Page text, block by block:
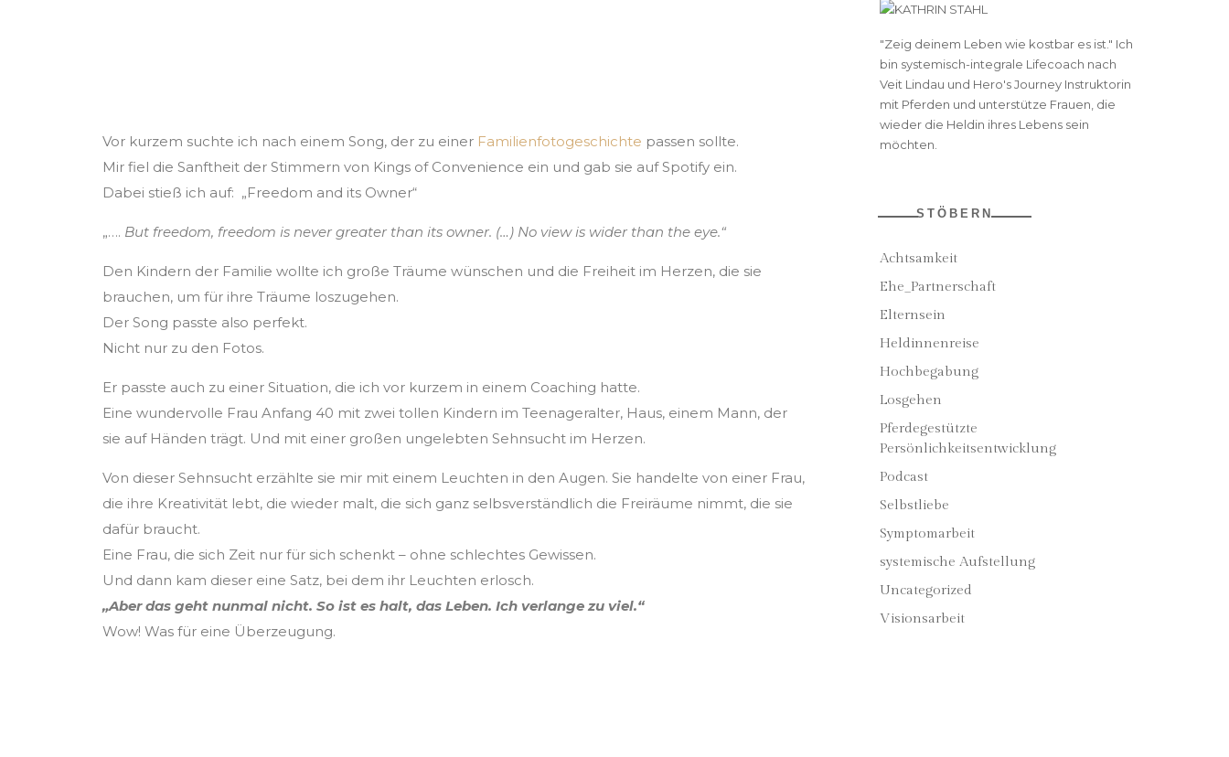
Vor kurzem suchte ich nach einem Song, der zu einer Familienfotogeschichte passen sollte.
Mir fiel die Sanftheit der Stimmern von Kings of Convenience ein und gab sie auf Spotify ein.
Dabei stieß ich auf: „Freedom and its Owner“
„…. But freedom, freedom is never greater than its owner. (…) No view is wider than the eye.“
Den Kindern der Familie wollte ich große Träume wünschen und die Freiheit im Herzen, die sie
brauchen, um für ihre Träume loszugehen.
Der Song passte also perfekt.
Nicht nur zu den Fotos.
Er passte auch zu einer Situation, die ich vor kurzem in einem Coaching hatte.
Eine wundervolle Frau Anfang 40 mit zwei tollen Kindern im Teenageralter, Haus, einem Mann, der
sie auf Händen trägt. Und mit einer großen ungelebten Sehnsucht im Herzen.
Von dieser Sehnsucht erzählte sie mir mit einem Leuchten in den Augen. Sie handelte von einer Frau,
die ihre Kreativität lebt, die wieder malt, die sich ganz selbsverständlich die Freiräume nimmt, die sie
dafür braucht.
Eine Frau, die sich Zeit nur für sich schenkt – ohne schlechtes Gewissen.
Und dann kam dieser eine Satz, bei dem ihr Leuchten erlosch.
„Aber das geht nunmal nicht. So ist es halt, das Leben. Ich verlange zu viel.“
Wow! Was für eine Überzeugung.
"Zeig deinem Leben wie kostbar es ist." Ich
bin systemisch-integrale Lifecoach nach
Veit Lindau und Hero's Journey Instruktorin
mit Pferden und unterstütze Frauen, die
wieder die Heldin ihres Lebens sein
möchten.
STÖBERN
Achtsamkeit
Ehe_Partnerschaft
Elternsein
Heldinnenreise
Hochbegabung
Losgehen
Pferdegestützte
Persönlichkeitsentwicklung
Podcast
Selbstliebe
Symptomarbeit
systemische Aufstellung
Uncategorized
Visionsarbeit